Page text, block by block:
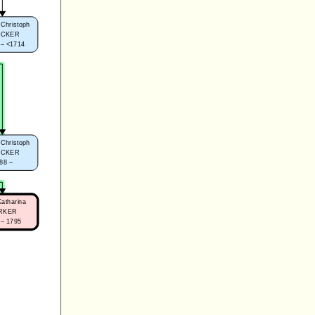
1795
–
<1714